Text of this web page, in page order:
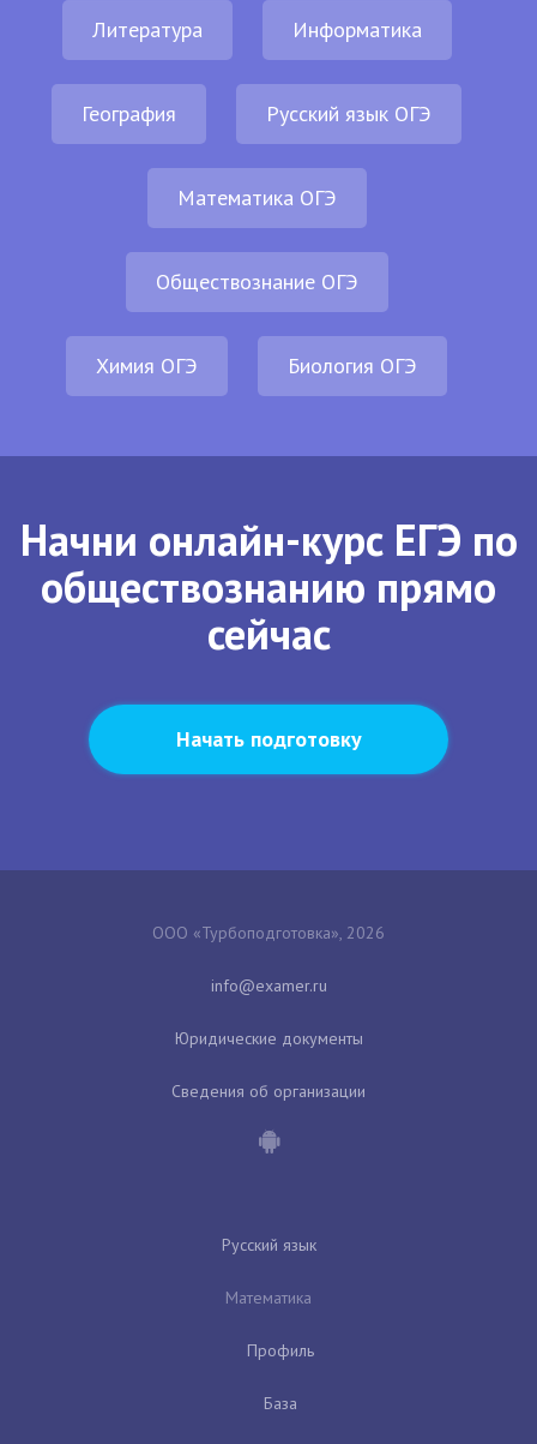
Литература Информатика
География Русский язык ОГЭ
Математика ОГЭ
Обществознание ОГЭ
Химия ОГЭ Биология ОГЭ
Начни онлайн-курс ЕГЭ по
обществознанию прямо
сейчас
Начать подготовку
ООО «Турбоподготовка», 2026
Юридические документы
Сведения об организации
Русский язык
Математика
Профиль
База